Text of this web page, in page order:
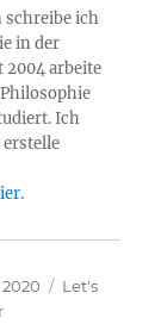
schreibe ich
in der
2004 arbeite
Ich
erstelle
.
2020 Kategorien
Let's